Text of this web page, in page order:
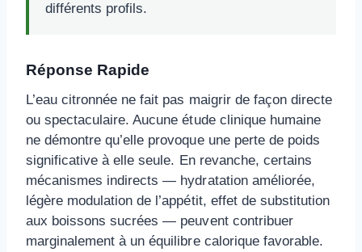
différents profils.
Réponse Rapide
L’eau citronnée ne fait pas maigrir de façon directe
ou spectaculaire. Aucune étude clinique humaine
ne démontre qu’elle provoque une perte de poids
significative à elle seule. En revanche, certains
mécanismes indirects — hydratation améliorée,
légère modulation de l’appétit, effet de substitution
aux boissons sucrées — peuvent contribuer
marginalement à un équilibre calorique favorable.